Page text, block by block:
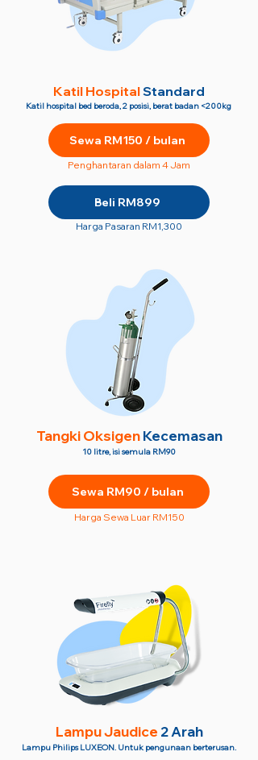
Katil HospitalStandard
Katil hospital bed beroda, 2 posisi, berat badan <200kg
Sewa RM150 / bulan
Penghantaran dalam 4 Jam
Beli RM899
Harga Pasaran RM1,300
Tangki OksigenKecemasan
10 litre, isi semula RM90
Sewa RM90 / bulan
Harga Sewa Luar RM150
Lampu Jaudice 2 Arah
Lampu Philips LUXEON. Untuk pengunaan berterusan.